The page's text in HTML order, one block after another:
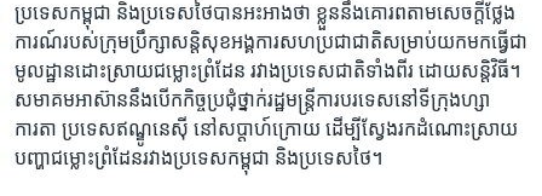
កាន់​
ទំព័រ​
ស្វែង​
រក
ភាសា
ប្រទេស​កម្ពុជា​ ​និង​ប្រទេស​ថៃ​បាន​អះអាង​ថា​ ខ្លួន​នឹង​គោរព​តាម​សេចក្តី​ថ្លែង​
ការណ៍​របស់​ក្រុម​ប្រឹក្សា​សន្តិសុខ​អង្គការ​សហ​ប្រជាជាតិ​សម្រាប់​យក​មក​ធ្វើ​ជា​
មូលដ្ឋាន​ដោះស្រាយ​ជម្លោះ​ព្រំដែន​ រវាង​ប្រទេស​ជាតិ​ទាំងពីរ ​ដោយ​សន្តិវិធី។​
សមាគម​អាស៊ាន​នឹង​បើក​កិច្ច​ប្រជុំ​ថ្នាក់​រដ្ឋមន្ត្រី​ការ​បរទេស​នៅ​ទីក្រុង​ហ្សា
ការតា​ ​ប្រទេស​ឥណ្ឌូ​នេស៊ី​ ​នៅ​សប្តាហ៍​ក្រោយ​ ​ដើម្បី​ស្វែងរក​ដំណោះ​ស្រាយ​
បញ្ហា​ជម្លោះ​ព្រំដែន​រវាង​ប្រទេស​កម្ពុជា​ និង​ប្រទេស​ថៃ។